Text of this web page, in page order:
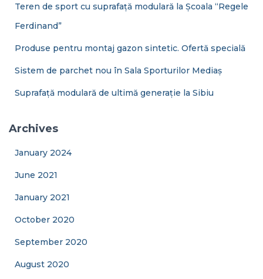
Teren de sport cu suprafață modulară la Școala “Regele
Ferdinand”
Produse pentru montaj gazon sintetic. Ofertă specială
Sistem de parchet nou în Sala Sporturilor Mediaș
Suprafață modulară de ultimă generație la Sibiu
Archives
January 2024
June 2021
January 2021
October 2020
September 2020
August 2020